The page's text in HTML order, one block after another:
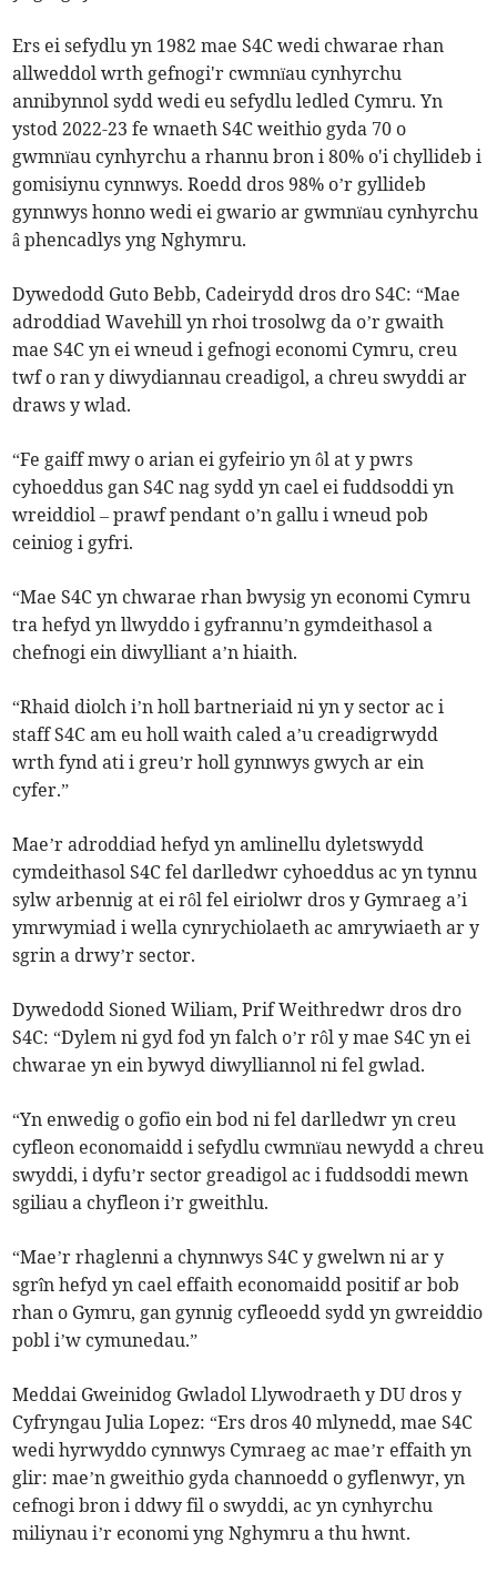
Ers ei sefydlu yn 1982 mae S4C wedi chwarae rhan
allweddol wrth gefnogi'r cwmnïau cynhyrchu
annibynnol sydd wedi eu sefydlu ledled Cymru. Yn
ystod 2022-23 fe wnaeth S4C weithio gyda 70 o
gwmnïau cynhyrchu a rhannu bron i 80% o'i chyllideb i
gomisiynu cynnwys. Roedd dros 98% o’r gyllideb
gynnwys honno wedi ei gwario ar gwmnïau cynhyrchu
â phencadlys yng Nghymru.
Dywedodd Guto Bebb, Cadeirydd dros dro S4C: “Mae
adroddiad Wavehill yn rhoi trosolwg da o’r gwaith
mae S4C yn ei wneud i gefnogi economi Cymru, creu
twf o ran y diwydiannau creadigol, a chreu swyddi ar
draws y wlad.
“Fe gaiff mwy o arian ei gyfeirio yn ôl at y pwrs
cyhoeddus gan S4C nag sydd yn cael ei fuddsoddi yn
wreiddiol – prawf pendant o’n gallu i wneud pob
ceiniog i gyfri.
“Mae S4C yn chwarae rhan bwysig yn economi Cymru
tra hefyd yn llwyddo i gyfrannu’n gymdeithasol a
chefnogi ein diwylliant a’n hiaith.
“Rhaid diolch i’n holl bartneriaid ni yn y sector ac i
staff S4C am eu holl waith caled a’u creadigrwydd
wrth fynd ati i greu’r holl gynnwys gwych ar ein
cyfer.”
Mae’r adroddiad hefyd yn amlinellu dyletswydd
cymdeithasol S4C fel darlledwr cyhoeddus ac yn tynnu
sylw arbennig at ei rôl fel eiriolwr dros y Gymraeg a’i
ymrwymiad i wella cynrychiolaeth ac amrywiaeth ar y
sgrin a drwy’r sector.
Dywedodd Sioned Wiliam, Prif Weithredwr dros dro
S4C: “Dylem ni gyd fod yn falch o’r rôl y mae S4C yn ei
chwarae yn ein bywyd diwylliannol ni fel gwlad.
“Yn enwedig o gofio ein bod ni fel darlledwr yn creu
cyfleon economaidd i sefydlu cwmnïau newydd a chreu
swyddi, i dyfu’r sector greadigol ac i fuddsoddi mewn
sgiliau a chyfleon i’r gweithlu.
“Mae’r rhaglenni a chynnwys S4C y gwelwn ni ar y
sgrîn hefyd yn cael effaith economaidd positif ar bob
rhan o Gymru, gan gynnig cyfleoedd sydd yn gwreiddio
pobl i’w cymunedau.”
Meddai Gweinidog Gwladol Llywodraeth y DU dros y
Cyfryngau Julia Lopez: “Ers dros 40 mlynedd, mae S4C
wedi hyrwyddo cynnwys Cymraeg ac mae’r effaith yn
glir: mae’n gweithio gyda channoedd o gyflenwyr, yn
cefnogi bron i ddwy fil o swyddi, ac yn cynhyrchu
miliynau i’r economi yng Nghymru a thu hwnt.